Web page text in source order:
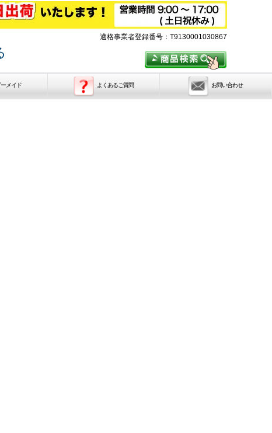
適格事業者登録番号：T9130001030867
メイド よくあるご質問 お問い合わせ